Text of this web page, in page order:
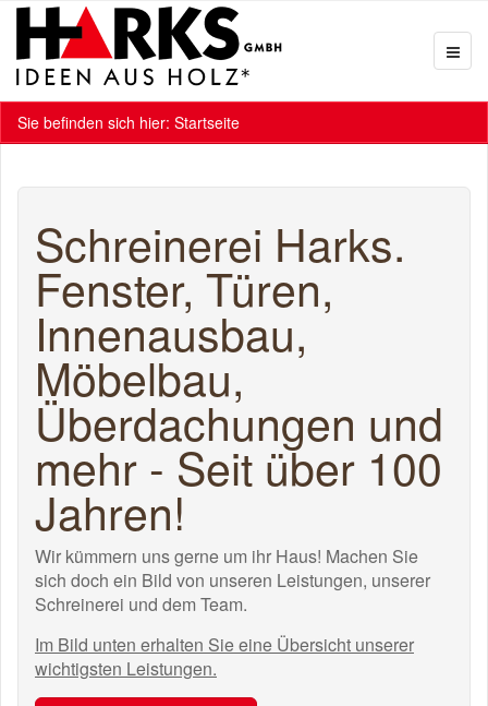
Sie befinden sich hier: Startseite
Schreinerei Harks.
Fenster, Türen,
Innenausbau,
Möbelbau,
Überdachungen und
mehr - Seit über 100
Jahren!
Wir kümmern uns gerne um ihr Haus! Machen Sie
sich doch ein Bild von unseren Leistungen, unserer
Schreinerei und dem Team.
Im Bild unten erhalten Sie eine Übersicht unserer
wichtigsten Leistungen.